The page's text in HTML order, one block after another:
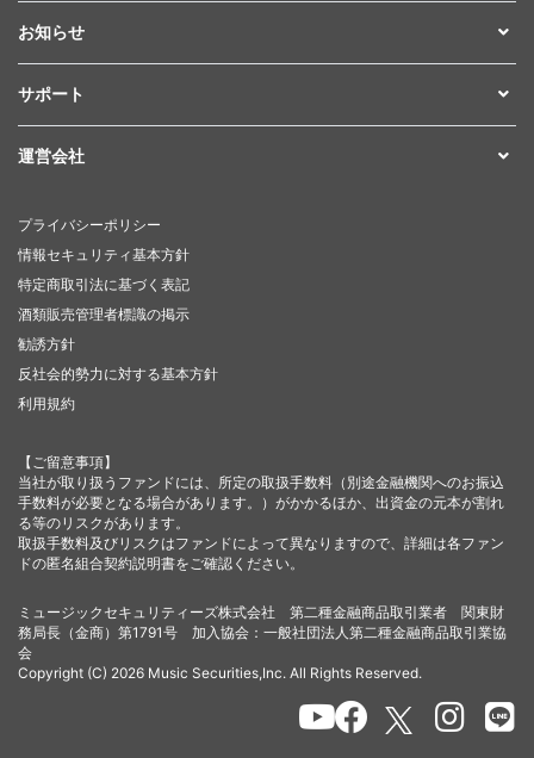
お知らせ
サポート
運営会社
プライバシーポリシー
情報セキュリティ基本方針
特定商取引法に基づく表記
酒類販売管理者標識の掲示
勧誘方針
反社会的勢力に対する基本方針
利用規約
【ご留意事項】
当社が取り扱うファンドには、所定の取扱手数料（別途金融機関へのお振込
手数料が必要となる場合があります。）がかかるほか、出資金の元本が割れ
る等のリスクがあります。
取扱手数料及びリスクはファンドによって異なりますので、詳細は各ファン
ドの匿名組合契約説明書をご確認ください。
ミュージックセキュリティーズ株式会社 第二種金融商品取引業者 関東財
務局長（金商）第1791号 加入協会：一般社団法人第二種金融商品取引業協
会
Copyright (C) 2026 Music Securities,Inc. All Rights Reserved.